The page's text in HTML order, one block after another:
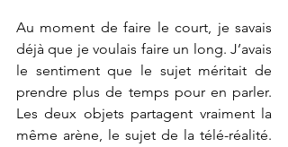
Au moment de faire le court, je savais
déjà que je voulais faire un long. J’avais
le sentiment que le sujet méritait de
prendre plus de temps pour en parler.
Les deux objets partagent vraiment la
même arène, le sujet de la télé-réalité.